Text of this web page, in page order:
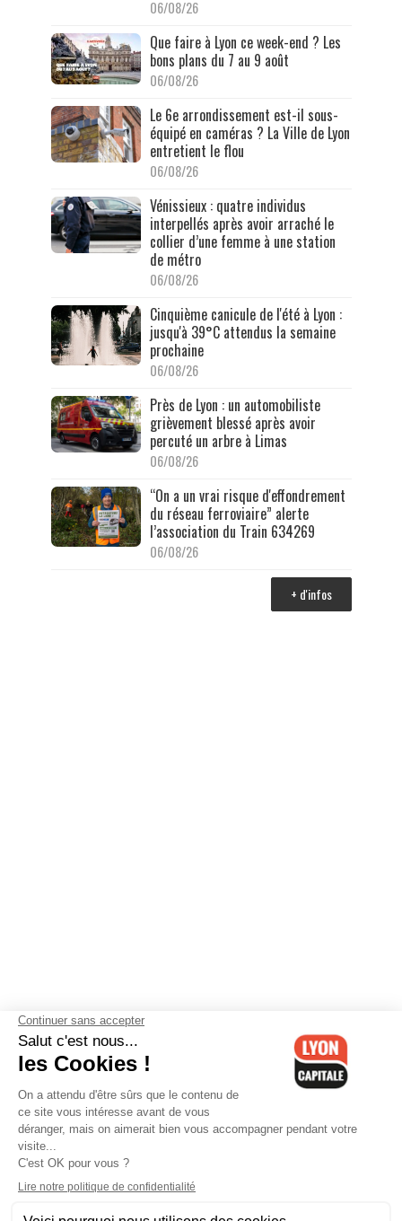
06/08/26
Que faire à Lyon ce week-end ? Les
bons plans du 7 au 9 août
06/08/26
Le 6e arrondissement est-il sous-
équipé en caméras ? La Ville de Lyon
entretient le flou
06/08/26
Vénissieux : quatre individus
interpellés après avoir arraché le
collier d’une femme à une station
de métro
06/08/26
Cinquième canicule de l'été à Lyon :
jusqu'à 39°C attendus la semaine
prochaine
06/08/26
Près de Lyon : un automobiliste
grièvement blessé après avoir
percuté un arbre à Limas
06/08/26
“On a un vrai risque d'effondrement
du réseau ferroviaire” alerte
l’association du Train 634269
06/08/26
+ d'infos